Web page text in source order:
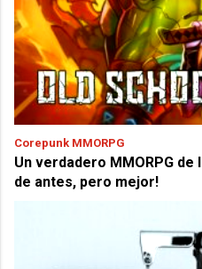
Corepunk MMORPG
Un verdadero MMORPG de
de antes, pero mejor!